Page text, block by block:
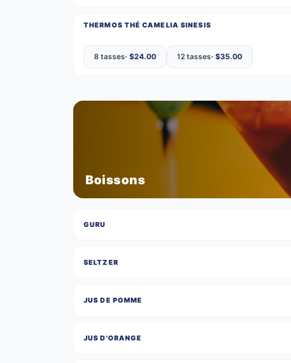
THERMOS THÉ CAMELIA SINESIS
8 tasses· $24.00 12 tasses· $35.00
Boissons
GURU
SELTZER
JUS DE POMME
JUS D'ORANGE